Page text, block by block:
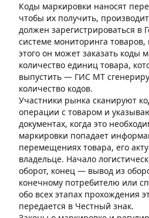
Коды маркировки наносят
чтобы их получить,
должен зарегистрироваться в
системе мониторинга
этого он может заказать коды
количество единиц товара,
выпустить — ГИС МТ
количество кодов.
Участники рынка сканируют
операции с товаром и
документах, когда это
маркировки попадает
перемещениях товара, его
владельце. Начало
оборот, конец — вывод из
конечному потребителю или
обо всех этапах прохождения
передается в Честный знак.